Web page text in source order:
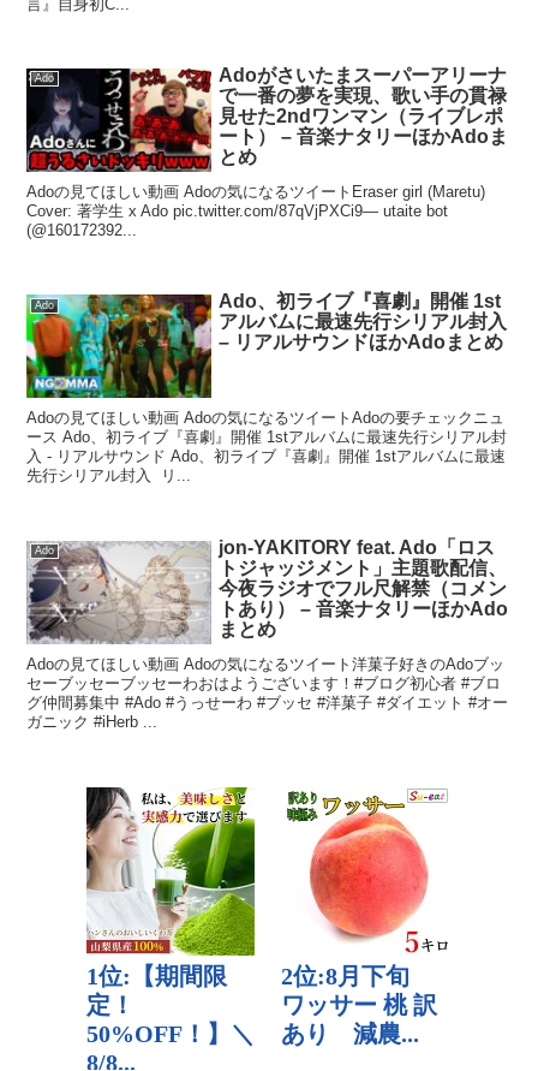
言』自身初C...
Ado
Adoがさいたまスーパーアリーナ
で一番の夢を実現、歌い手の貫禄
見せた2ndワンマン（ライブレポ
ート） – 音楽ナタリーほかAdoま
とめ
Adoの見てほしい動画 Adoの気になるツイートEraser girl (Maretu)
Cover: 著学生 x Ado pic.twitter.com/87qVjPXCi9— utaite bot
(@160172392...
Ado
Ado、初ライブ『喜劇』開催 1st
アルバムに最速先行シリアル封入
– リアルサウンドほかAdoまとめ
Adoの見てほしい動画 Adoの気になるツイートAdoの要チェックニュ
ース Ado、初ライブ『喜劇』開催 1stアルバムに最速先行シリアル封
入 - リアルサウンド Ado、初ライブ『喜劇』開催 1stアルバムに最速
先行シリアル封入 リ...
Ado
jon-YAKITORY feat. Ado「ロス
トジャッジメント」主題歌配信、
今夜ラジオでフル尺解禁（コメン
トあり） – 音楽ナタリーほかAdo
まとめ
Adoの見てほしい動画 Adoの気になるツイート洋菓子好きのAdoブッ
セーブッセーブッセーわおはようございます！#ブログ初心者 #ブロ
グ仲間募集中 #Ado #うっせーわ #ブッセ #洋菓子 #ダイエット #オー
ガニック #iHerb ...